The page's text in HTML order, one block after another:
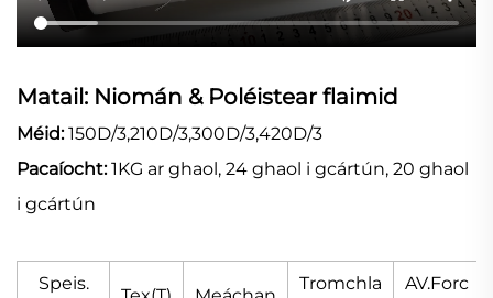
Matail: Niomán & Poléistear flaimid
Méid:150D/3,210D/3,300D/3,420D/3
Pacaíocht:1KG ar ghaol, 24 ghaol i gcártún, 20 ghaol
i gcártún
Speis.
Tromchla
AV.Forc